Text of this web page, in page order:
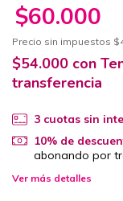
$60.000
Precio sin impuestos
$54.000 con
transferencia
3 cuotas sin
10% de
abonando por
Ver más detalles